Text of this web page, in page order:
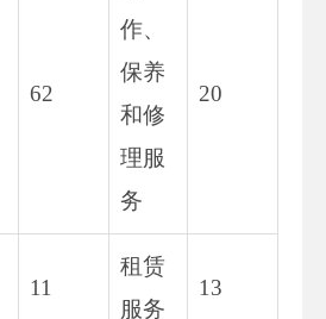
62
作、
保养
和修
理服
务
20
11
租赁
服务
13